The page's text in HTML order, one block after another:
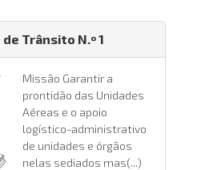
Trânsito N.º 1
Missão Garantir a
prontidão das Unidades
Aéreas e o apoio
logístico-administrativo
de unidades e órgãos
nelas sediados mas(...)